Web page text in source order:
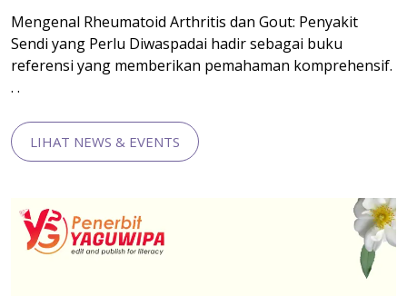
Mengenal Rheumatoid Arthritis dan Gout: Penyakit
Sendi yang Perlu Diwaspadai hadir sebagai buku
referensi yang memberikan pemahaman komprehensif.
. .
LIHAT NEWS & EVENTS